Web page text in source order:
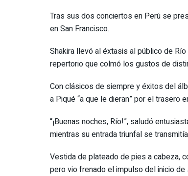
Tras sus dos conciertos en Perú se
en San Francisco.
Shakira llevó al éxtasis al público de
repertorio que colmó los gustos de
Con clásicos de siempre y éxitos del
a Piqué “a que le dieran” por el trasero
“¡Buenas noches, Río!”, saludó
mientras su entrada triunfal se
Vestida de plateado de pies a cabeza,
pero vio frenado el impulso del inicio